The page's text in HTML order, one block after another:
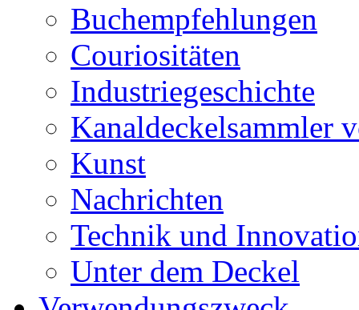
Buchempfehlungen
Couriositäten
Industriegeschichte
Kanaldeckelsammler
Kunst
Nachrichten
Technik und
Unter dem Deckel